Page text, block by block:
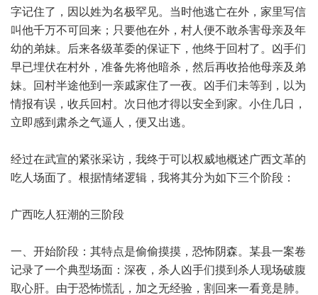
字记住了，因以姓为名极罕见。当时他逃亡在外，家里写信
叫他千万不可回来；只要他在外，村人便不敢杀害母亲及年
幼的弟妹。后来各级革委的保证下，他终于回村了。凶手们
早已埋伏在村外，准备先将他暗杀，然后再收拾他母亲及弟
妹。回村半途他到一亲戚家住了一夜。凶手们未等到，以为
情报有误，收兵回村。次日他才得以安全到家。小住几日，
立即感到肃杀之气逼人，便又出逃。
经过在武宣的紧张采访，我终于可以权威地概述广西文革的
吃人场面了。根据情绪逻辑，我将其分为如下三个阶段：
广西吃人狂潮的三阶段
一、开始阶段：其特点是偷偷摸摸，恐怖阴森。某县一案卷
记录了一个典型场面：深夜，杀人凶手们摸到杀人现场破腹
取心肝。由于恐怖慌乱，加之无经验，割回来一看竟是肺。